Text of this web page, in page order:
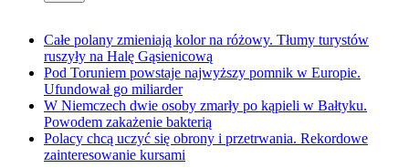
Całe polany zmieniają kolor na różowy. Tłumy turystów
ruszyły na Halę Gąsienicową
Pod Toruniem powstaje najwyższy pomnik w Europie.
Ufundował go miliarder
W Niemczech dwie osoby zmarły po kąpieli w Bałtyku.
Powodem zakażenie bakterią
Polacy chcą uczyć się obrony i przetrwania. Rekordowe
zainteresowanie kursami